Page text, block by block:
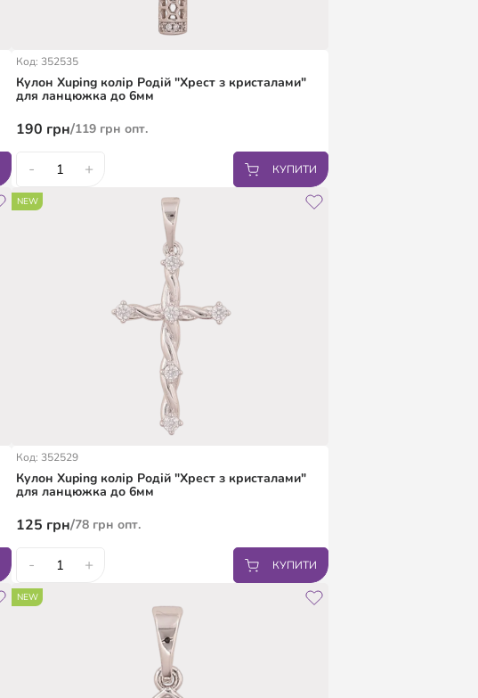
Код: 352535
Кулон Xuping колір Родій "Хрест з кристалами"
для ланцюжка до 6мм
190 грн/119 грн опт.
- + КУПИТИ
NEW
Код: 352529
Кулон Xuping колір Родій "Хрест з кристалами"
для ланцюжка до 6мм
125 грн/78 грн опт.
- + КУПИТИ
NEW